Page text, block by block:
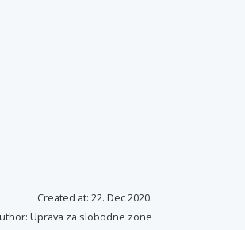
Created at: 22. Dec 2020.
Uprava za slobodne zone